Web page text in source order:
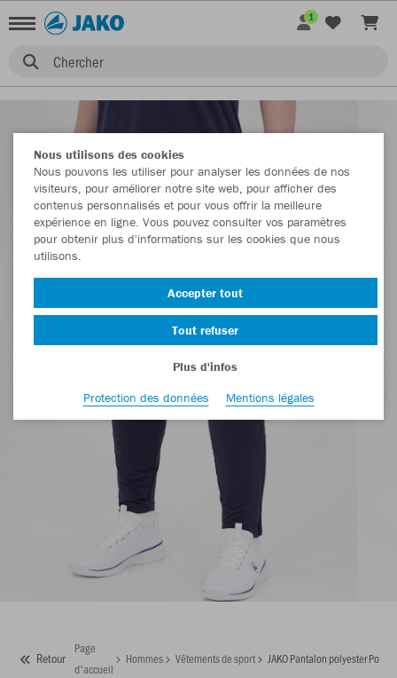
Chercher
1
Retour
Page
d'accueil
Hommes Vêtements de sport JAKO Pantalon polyester Power
Nous utilisons des cookies
Nous pouvons les utiliser pour analyser les données de nos
visiteurs, pour améliorer notre site web, pour afficher des
contenus personnalisés et pour vous offrir la meilleure
expérience en ligne. Vous pouvez consulter vos paramètres
pour obtenir plus d'informations sur les cookies que nous
utilisons.
Accepter tout
Tout refuser
Plus d'infos
Protection des données
Mentions légales